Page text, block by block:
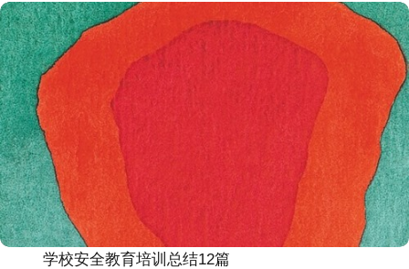
学校安全教育培训总结12篇